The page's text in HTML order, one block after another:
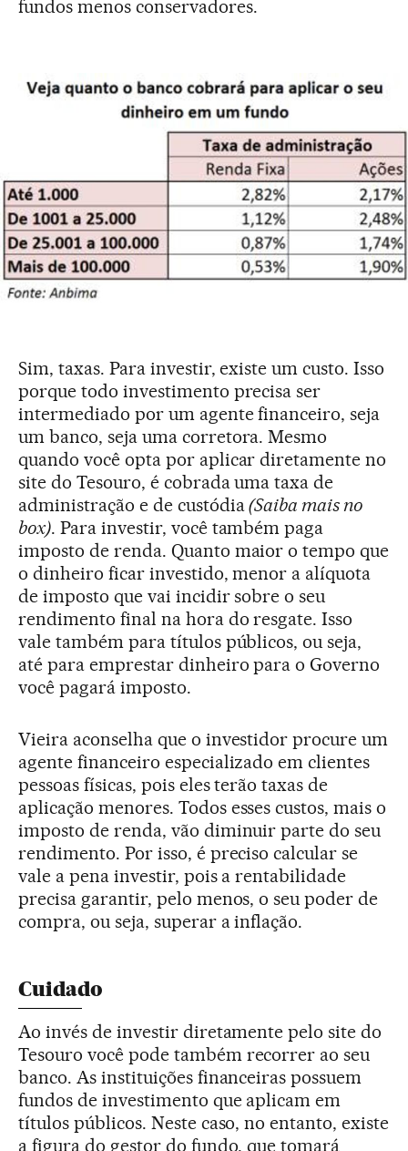
fundos menos conservadores.
Sim, taxas. Para investir, existe um custo. Isso
porque todo investimento precisa ser
intermediado por um agente financeiro, seja
um banco, seja uma corretora. Mesmo
quando você opta por aplicar diretamente no
site do Tesouro, é cobrada uma taxa de
administração e de custódia(Saiba mais no
box). Para investir, você também paga
imposto de renda. Quanto maior o tempo que
o dinheiro ficar investido, menor a alíquota
de imposto que vai incidir sobre o seu
rendimento final na hora do resgate. Isso
vale também para títulos públicos, ou seja,
até para emprestar dinheiro para o Governo
você pagará imposto.
Vieira aconselha que o investidor procure um
agente financeiro especializado em clientes
pessoas físicas, pois eles terão taxas de
aplicação menores. Todos esses custos, mais o
imposto de renda, vão diminuir parte do seu
rendimento. Por isso, é preciso calcular se
vale a pena investir, pois a rentabilidade
precisa garantir, pelo menos, o seu poder de
compra, ou seja, superar a inflação.
Cuidado
Ao invés de investir diretamente pelo site do
Tesouro você pode também recorrer ao seu
banco. As instituições financeiras possuem
fundos de investimento que aplicam em
títulos públicos. Neste caso, no entanto, existe
a figura do gestor do fundo, que tomará